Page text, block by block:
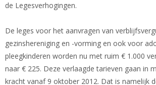
de Legesverhogingen.
De leges voor het aanvragen van
gezinshereniging en -vorming en ook voor
pleegkinderen worden nu met ruim € 1.000
naar € 225. Deze verlaagde tarieven gaan in
kracht vanaf 9 oktober 2012. Dat is namelijk